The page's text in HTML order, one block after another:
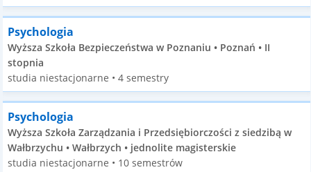
Psychologia
Wyższa Szkoła Bezpieczeństwa w Poznaniu • Poznań • II
stopnia
studia niestacjonarne • 4 semestry
Psychologia
Wyższa Szkoła Zarządzania i Przedsiębiorczości z siedzibą w
Wałbrzychu • Wałbrzych • jednolite magisterskie
studia niestacjonarne • 10 semestrów